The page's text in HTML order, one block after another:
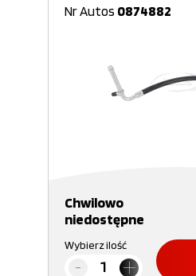
Nr Autos 0874882
Chwilowo
niedostępne
Wybierz ilość